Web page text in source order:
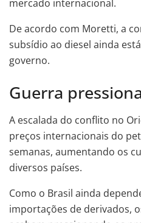
mercado internacional.
De acordo com Moretti, a
subsídio ao diesel ainda
governo.
Guerra
A escalada do conflito no
preços internacionais do
semanas, aumentando os
diversos países.
Como o Brasil ainda
importações de derivados,